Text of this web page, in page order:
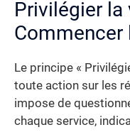
Privilégier la
Commencer
Le principe «
toute action sur les
impose de
chaque service,